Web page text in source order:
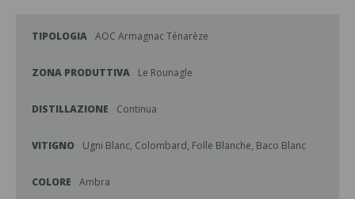
TIPOLOGIA AOC Armagnac Ténarèze
ZONA PRODUTTIVA Le Rounagle
DISTILLAZIONE Continua
VITIGNO Ugni Blanc, Colombard, Folle Blanche, Baco Blanc
COLORE Ambra